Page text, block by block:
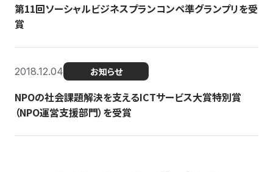
第11回ソーシャルビジネスプランコンペ準グランプリを受
賞
2018.12.04 お知らせ
NPOの社会課題解決を支えるICTサービス大賞特別賞
（NPO運営支援部門）を受賞